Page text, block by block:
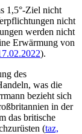
1,5°-Ziel nicht
nicht
werden nicht
Erwärmung von
).
des
was die
bezieht sich
in der
das britische
(taz,